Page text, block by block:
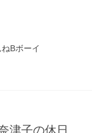
Bボーイ
子の休日